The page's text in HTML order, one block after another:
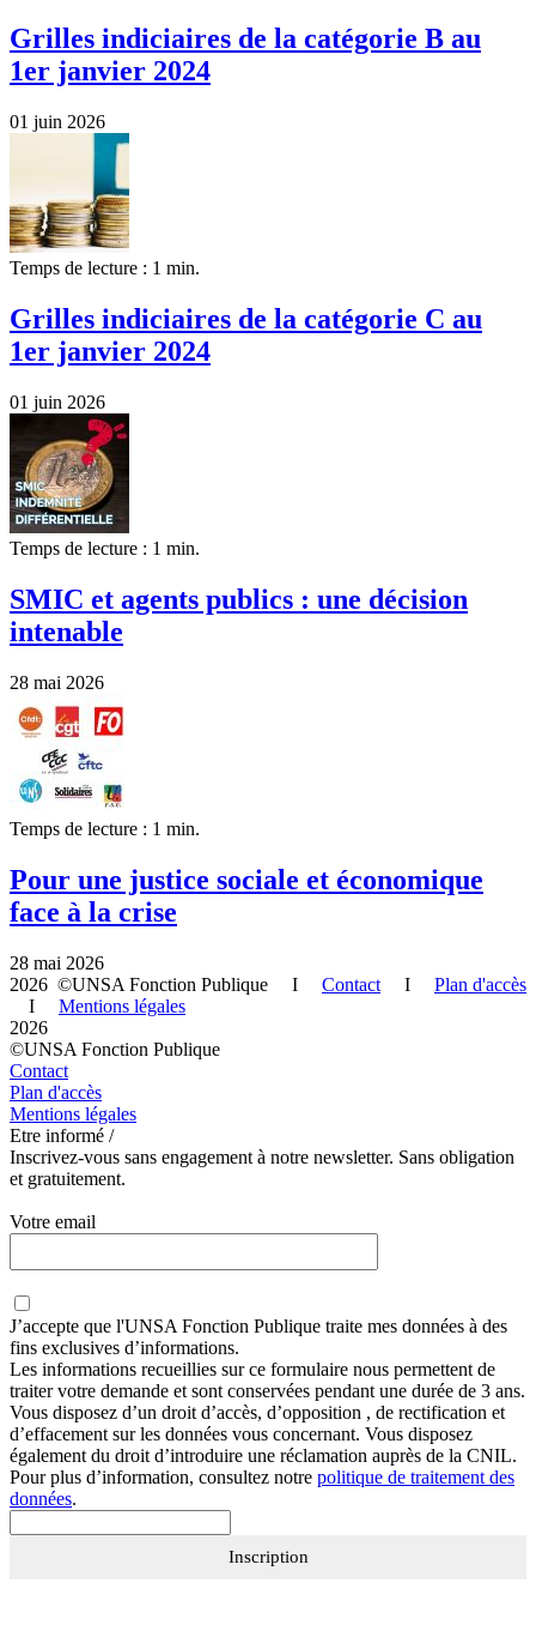
Grilles indiciaires de la catégorie B au
1er janvier 2024
01 juin 2026
Temps de lecture : 1 min.
Grilles indiciaires de la catégorie C au
1er janvier 2024
01 juin 2026
Temps de lecture : 1 min.
SMIC et agents publics : une décision
intenable
28 mai 2026
Temps de lecture : 1 min.
Pour une justice sociale et économique
face à la crise
28 mai 2026
2026 ©UNSA Fonction Publique I Contact I Plan d'accès
I Mentions légales
2026
©UNSA Fonction Publique
Contact
Plan d'accès
Mentions légales
Etre informé /
Inscrivez-vous sans engagement à notre newsletter. Sans obligation
et gratuitement.
Votre email
J’accepte que l'UNSA Fonction Publique traite mes données à des
fins exclusives d’informations.
Les informations recueillies sur ce formulaire nous permettent de
traiter votre demande et sont conservées pendant une durée de 3 ans.
Vous disposez d’un droit d’accès, d’opposition , de rectification et
d’effacement sur les données vous concernant. Vous disposez
également du droit d’introduire une réclamation auprès de la CNIL.
Pour plus d’information, consultez notre politique de traitement des
données.
Inscription